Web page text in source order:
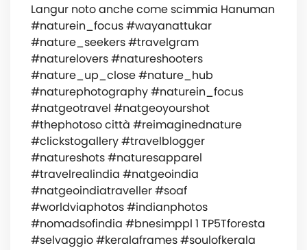
Langur noto anche come scimmia Hanuman
#naturein_focus #wayanattukar
#nature_seekers #travelgram
#naturelovers #natureshooters
#nature_up_close #nature_hub
#naturephotography #naturein_focus
#natgeotravel #natgeoyourshot
#thephotoso città #reimaginednature
#clickstogallery #travelblogger
#natureshots #naturesapparel
#travelrealindia #natgeoindia
#natgeoindiatraveller #soaf
#worldviaphotos #indianphotos
#nomadsofindia #bnesimppl 1 TP5Tforesta
#selvaggio #keralaframes #soulofkerala